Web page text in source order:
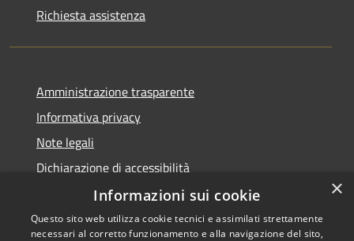
Richiesta assistenza
Amministrazione trasparente
Informativa privacy
Note legali
Dichiarazione di accessibilità
×
Informazioni sui cookie
Questo sito web utilizza cookie tecnici e assimilati strettamente
necessari al corretto funzionamento e alla navigazione del sito,